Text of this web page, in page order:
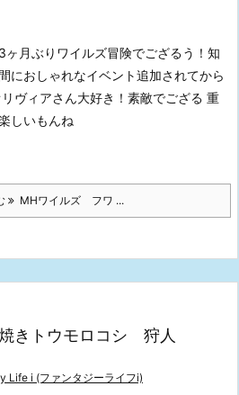
ヶ月ぶりワイルズ冒険でござるう！知
におしゃれなイベント追加されてから
リヴィアさん大好き！素敵でござる 重
しいもんね
MHワイルズ フワ ...
きトウモロコシ 狩人
Life i (ファンタジーライフi)